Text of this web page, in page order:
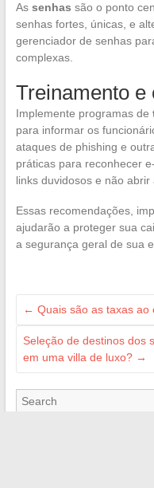
As senhas são o ponto
senhas fortes, únicas, e
gerenciador de senhas
complexas.
Treinamento e
Implemente programas de
para informar os
ataques de phishing e
práticas para reconhecer
links duvidosos e não
Essas recomendações,
ajudarão a proteger sua
a segurança geral de sua
← Quais são as taxas
Seleção de destinos dos
em uma villa de luxo? →